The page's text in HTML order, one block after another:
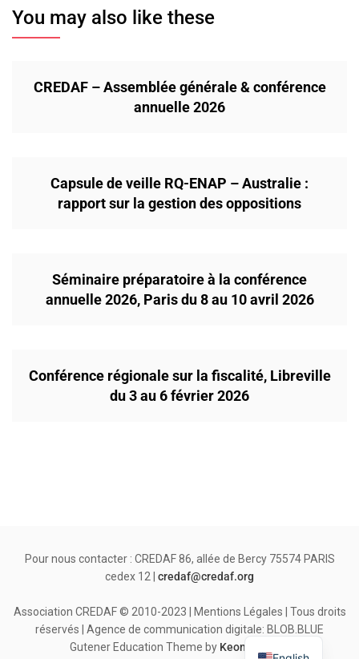
You may also like these
CREDAF – Assemblée générale & conférence
annuelle 2026
Capsule de veille RQ-ENAP – Australie :
rapport sur la gestion des oppositions
Séminaire préparatoire à la conférence
annuelle 2026, Paris du 8 au 10 avril 2026
Conférence régionale sur la fiscalité, Libreville
du 3 au 6 février 2026
Pour nous contacter : CREDAF 86, allée de Bercy 75574 PARIS
cedex 12 | credaf@credaf.org
Association CREDAF © 2010-2023 | Mentions Légales | Tous droits
réservés | Agence de communication digitale: BLOB.BLUE
Gutener Education Theme by Keon Themes